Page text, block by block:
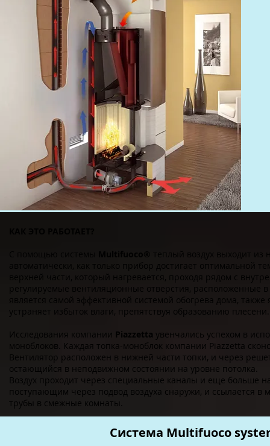
теплый воздух выходит
автоматически, как только прибор достигает
верхней части, который нагревается, проходя рядом с
регулируемые вентиляционные отверстия, расположенные
является самой эффективной системой обогрева дома,
устраняет избыток влаги, препятствуя образованию плесени.
Исследования компании Piazzetta увенчались успехом в
моноблоков. Каждая топка-моноблок компании Piazzetta
Вентилятор расположен в нижней части топки, и через
остающийся в неподвижном состоянии на уровне потолка.
Воздух проходит через специальные каналы и еще больше
поступающим через подвод воздуха снаружи, и ссылается
трубы в смежные комнаты.
Система Multifuoco